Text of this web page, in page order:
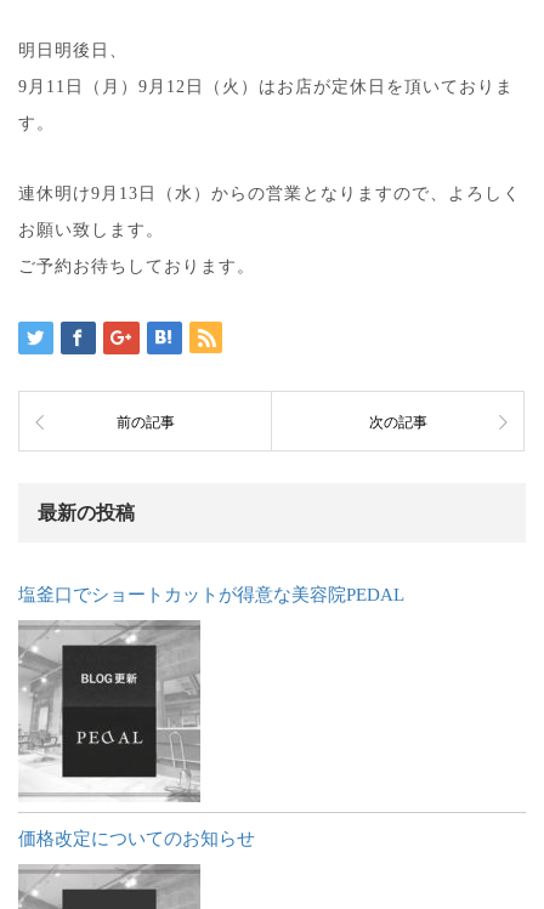
明日明後日、
9月11日（月）9月12日（火）はお店が定休日を頂いておりま
す。
連休明け9月13日（水）からの営業となりますので、よろしく
お願い致します。
ご予約お待ちしております。
前の記事 次の記事
最新の投稿
塩釜口でショートカットが得意な美容院PEDAL
価格改定についてのお知らせ